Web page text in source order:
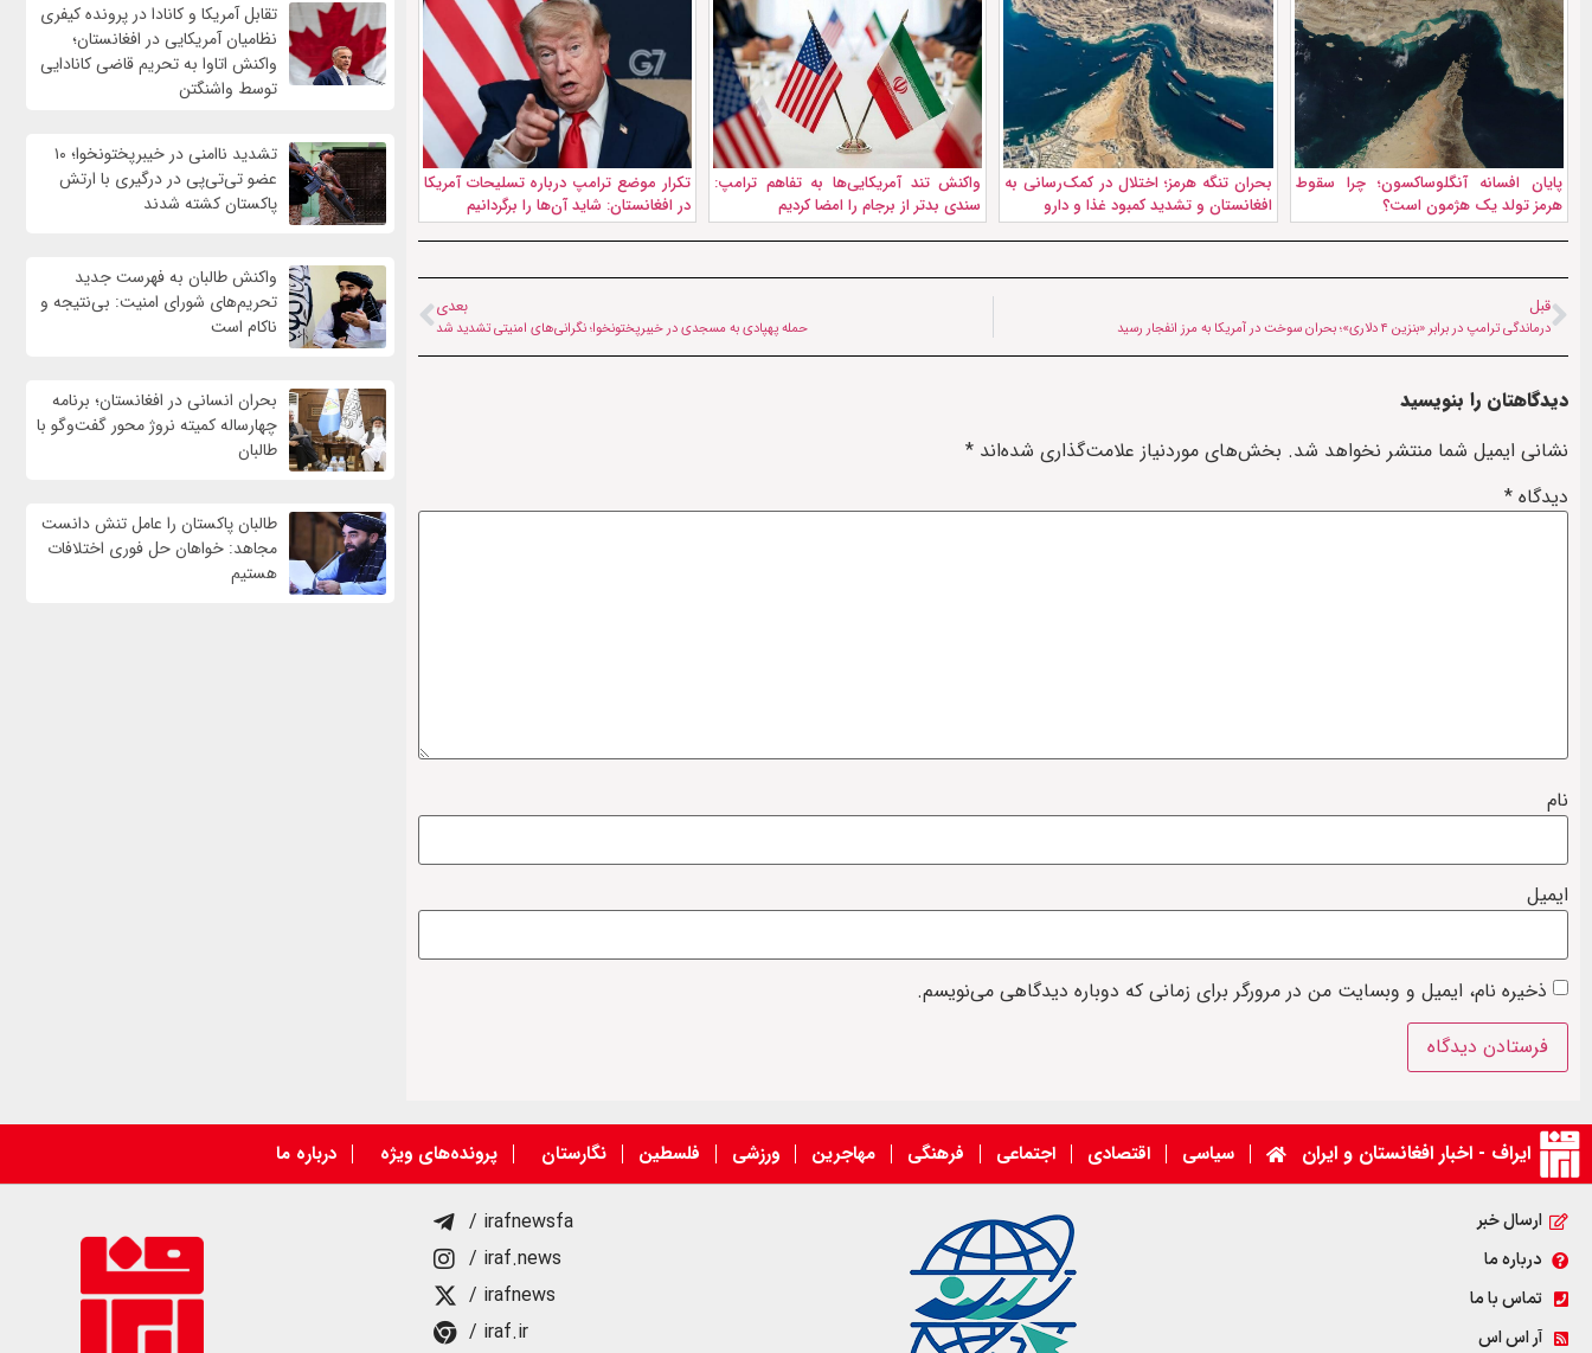
پایان افسانه آنگلوساکسون؛ چرا سقوط
هرمز تولد یک هژمون است؟
بحران تنگه هرمز؛ اختلال در کمک‌رسانی به
افغانستان و تشدید کمبود غذا و دارو
واکنش تند آمریکایی‌ها به تفاهم ترامپ:
سندی بدتر از برجام را امضا کردیم
تکرار موضع ترامپ درباره تسلیحات آمریکا
در افغانستان: شايد آن‌ها را برگردانیم
قبل
درماندگی ترامپ در برابر «بنزین ۴ دلاری»؛ بحران سوخت در آمریکا به مرز انفجار رسید
بعدی
حمله پهپادی به مسجدی در خیبرپختونخوا؛ نگرانی‌های امنیتی تشدید شد
دیدگاهتان را بنویسید
نشانی ایمیل شما منتشر نخواهد شد. بخش‌های موردنیاز علامت‌گذاری شده‌اند *
دیدگاه *
نام
ایمیل
ذخیره نام، ایمیل و وبسایت من در مرورگر برای زمانی که دوباره دیدگاهی می‌نویسم.
تقابل آمریکا و کانادا در پرونده کیفری
نظامیان آمریکایی در افغانستان؛
واکنش اتاوا به تحریم قاضی کانادایی
توسط واشنگتن
تشدید ناامنی در خیبرپختونخوا؛ ۱۰
عضو تی‌تی‌پی در درگیری با ارتش
پاکستان کشته شدند
واكنش طالبان به فهرست جدید
تحریم‌های شورای امنیت: بی‌نتیجه و
ناکام است
بحران انسانی در افغانستان؛ برنامه
چهار‌ساله کمیته نروژ محور گفت‌وگو با
طالبان
طالبان پاکستان را عامل تنش دانست
مجاهد: خواهان حل فوری اختلافات
هستیم
ایراف - اخبار افغانستان و ایران سیاسی اقتصادی اجتماعی فرهنگی مهاجرین ورزشی فلسطین نگارستان پرونده‌های ویژه درباره ما
ارسال خبر
درباره ما
تماس با ما
آر اس اس
/ irafnewsfa
/ iraf.news
/ irafnews
/ iraf.ir